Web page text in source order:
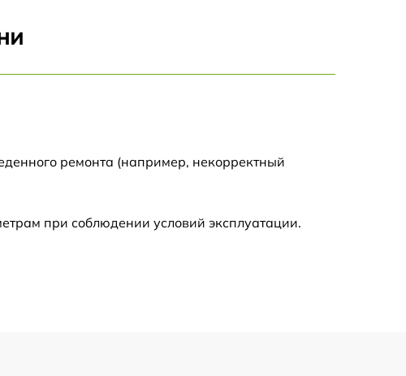
1550 р
650 р
ремонта (например, некорректный
при соблюдении условий эксплуатации.